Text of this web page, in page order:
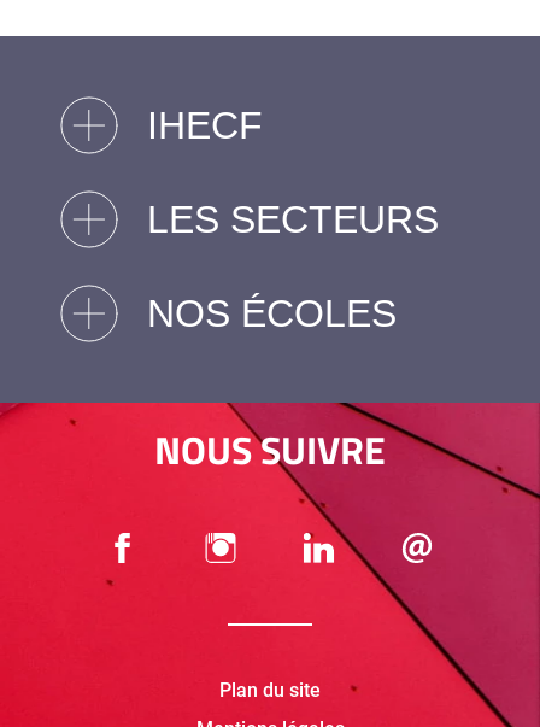
IHECF
LES SECTEURS
NOS ÉCOLES
NOUS SUIVRE
Plan du site